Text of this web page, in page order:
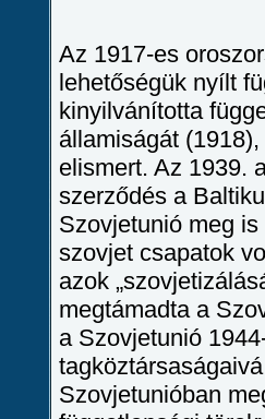
Az 1917-es
lehetőségük nyílt
kinyilvánította
államiságát
elismert. Az 1939.
szerződés a
Szovjetunió meg
szovjet csapatok
azok
megtámadta a
a Szovjetunió
Szovjetunióban